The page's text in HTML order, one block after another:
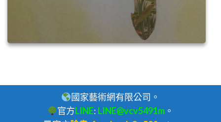
國家藝術網有限公司。
官方LINE: LINE@vcv5491m 。